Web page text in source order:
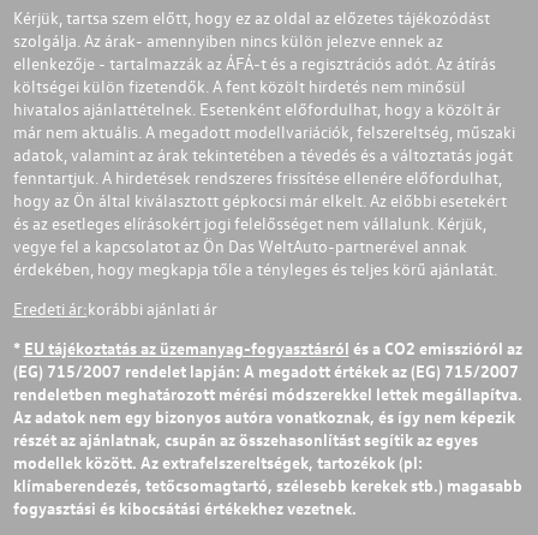
Kérjük, tartsa szem előtt, hogy ez az oldal az előzetes tájékozódást
szolgálja. Az árak- amennyiben nincs külön jelezve ennek az
ellenkezője - tartalmazzák az ÁFÁ-t és a regisztrációs adót. Az átírás
költségei külön fizetendők. A fent közölt hirdetés nem minősül
hivatalos ajánlattételnek. Esetenként előfordulhat, hogy a közölt ár
már nem aktuális. A megadott modellvariációk, felszereltség, műszaki
adatok, valamint az árak tekintetében a tévedés és a változtatás jogát
fenntartjuk. A hirdetések rendszeres frissítése ellenére előfordulhat,
hogy az Ön által kiválasztott gépkocsi már elkelt. Az előbbi esetekért
és az esetleges elírásokért jogi felelősséget nem vállalunk. Kérjük,
vegye fel a kapcsolatot az Ön Das WeltAuto-partnerével annak
érdekében, hogy megkapja tőle a tényleges és teljes körű ajánlatát.
Eredeti ár:korábbi ajánlati ár
* EU tájékoztatás az üzemanyag-fogyasztásról és a CO2 emisszióról az
(EG) 715/2007 rendelet lapján: A megadott értékek az (EG) 715/2007
rendeletben meghatározott mérési módszerekkel lettek megállapítva.
Az adatok nem egy bizonyos autóra vonatkoznak, és így nem képezik
részét az ajánlatnak, csupán az összehasonlítást segítik az egyes
modellek között. Az extrafelszereltségek, tartozékok (pl:
klímaberendezés, tetőcsomagtartó, szélesebb kerekek stb.) magasabb
fogyasztási és kibocsátási értékekhez vezetnek.